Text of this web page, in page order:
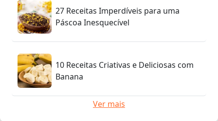
27 Receitas Imperdíveis para uma
Páscoa Inesquecível
10 Receitas Criativas e Deliciosas com
Banana
Ver mais